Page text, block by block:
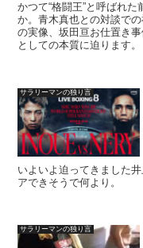
かつて“格闘王”と呼ばれ
か。青木真也との対談で
の実像、坂田亘お仕置き
としての本質に迫ります。
サラリーマンの独り言
いよいよ迫ってきました
アできそうで何より。
サラリーマンの独り言